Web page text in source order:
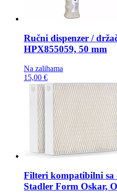
Ručni dispenzer /
HPX855059, 50 mm
Na zalihama
15,00 €
Filteri kompatibilni sa
Stadler Form Oskar,